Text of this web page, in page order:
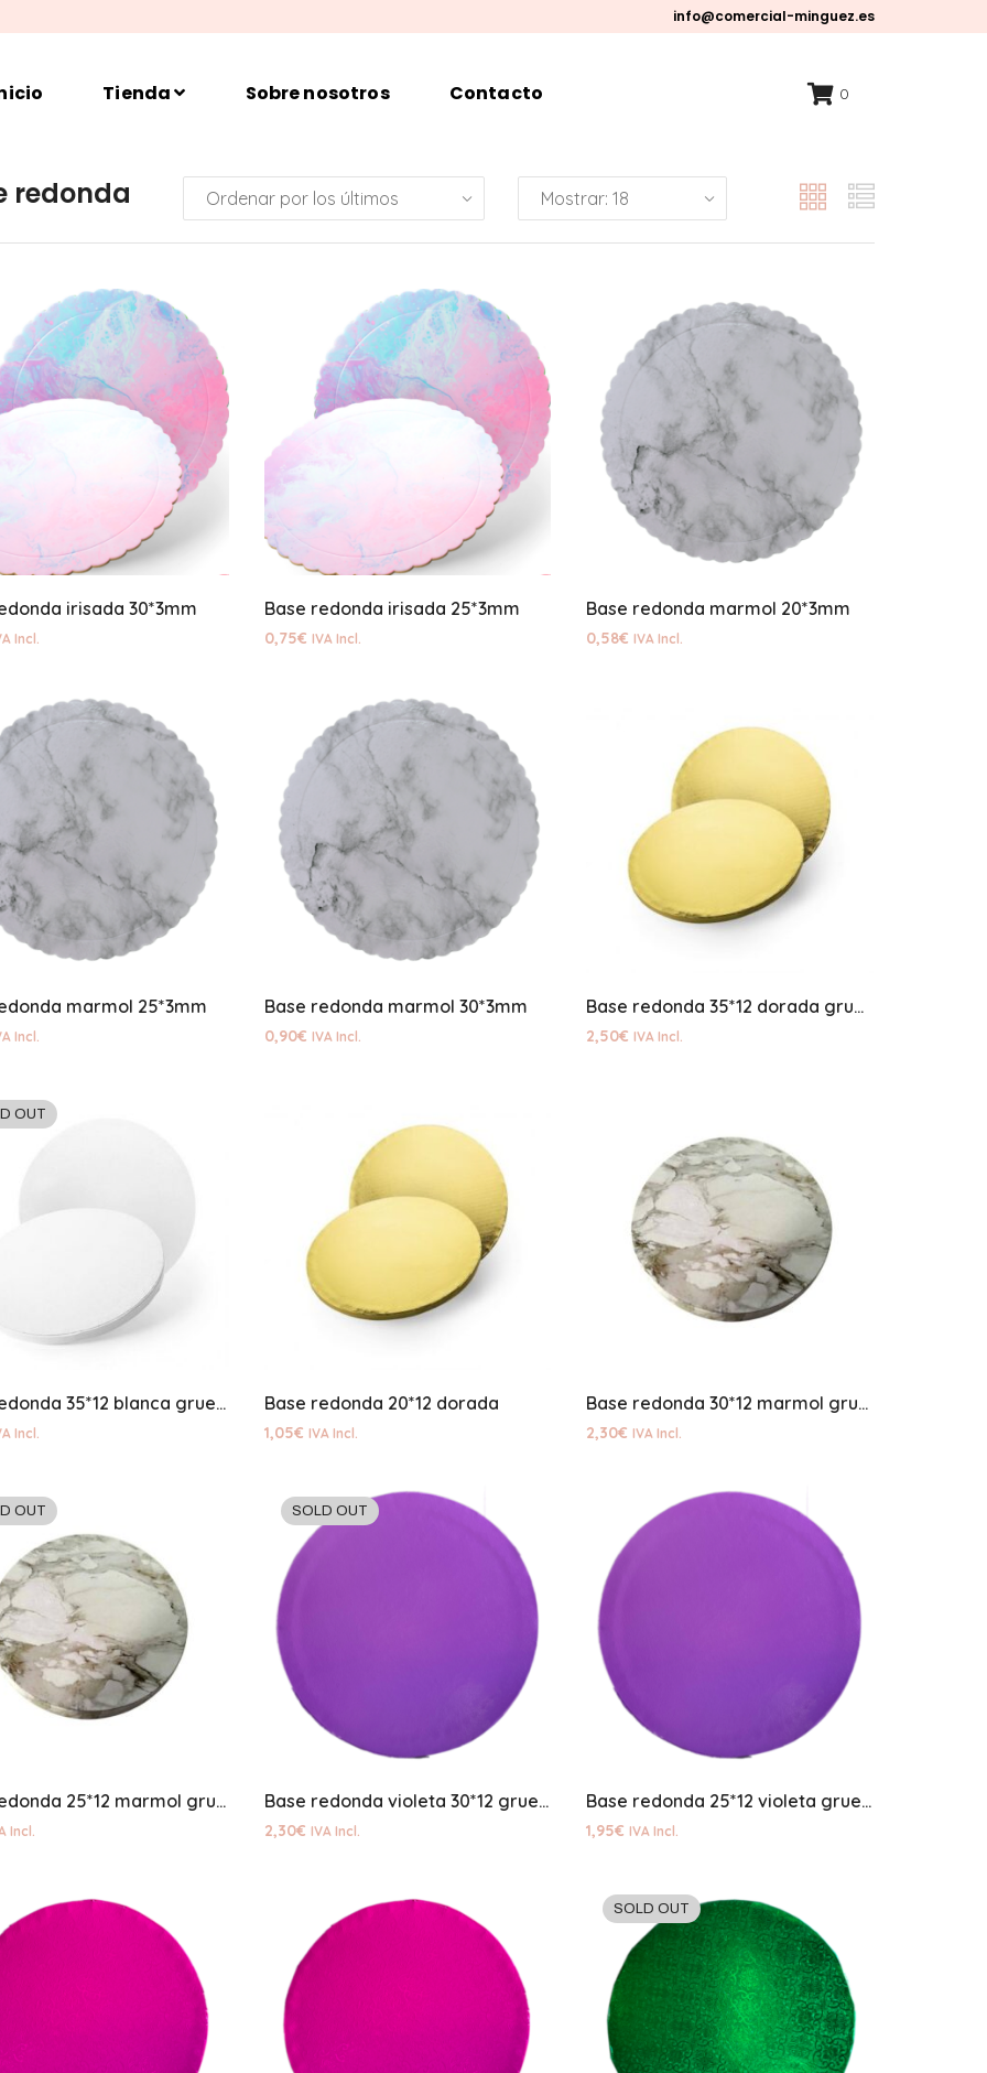
info@comercial-minguez.es
Tienda Sobre nosotros Contacto 0
redonda
irisada 30*3mm
Incl.
Base redonda irisada 25*3mm
0,75€ IVA Incl.
Base redonda marmol 20*3mm
0,58€ IVA Incl.
marmol 25*3mm
Incl.
Base redonda marmol 30*3mm
0,90€ IVA Incl.
Base redonda 35*12 dorada gruesa
2,50€ IVA Incl.
OUT
Base redonda 35*12 blanca gruesa
Incl.
Base redonda 20*12 dorada
1,05€ IVA Incl.
Base redonda 30*12 marmol gruesa
2,30€ IVA Incl.
OUT
Base redonda 25*12 marmol gruesa
Incl.
SOLD OUT
Base redonda violeta 30*12 gruesa
2,30€ IVA Incl.
Base redonda 25*12 violeta gruesa
1,95€ IVA Incl.
SOLD OUT